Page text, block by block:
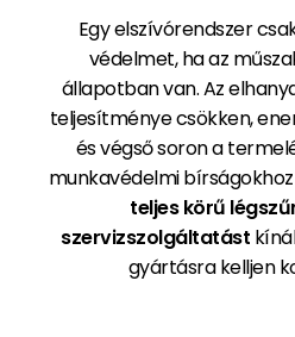
Egy elszívórendszer
védelmet, ha az
állapotban van. Az
teljesítménye csökken,
és végső soron a
munkavédelmi
teljes körű
szervizszolgáltatást
gyártásra kelljen